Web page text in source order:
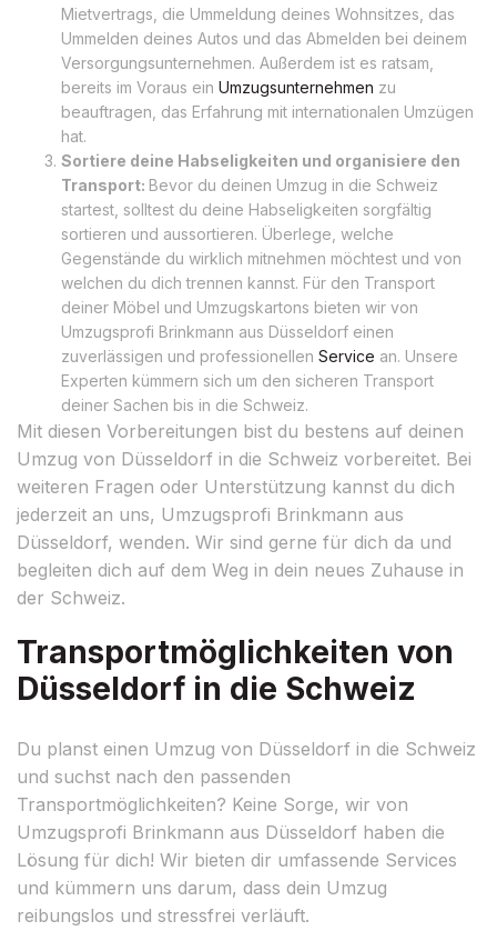
Mietvertrags, die Ummeldung deines Wohnsitzes, das
Ummelden deines Autos und das Abmelden bei deinem
Versorgungsunternehmen. Außerdem ist es ratsam,
bereits im Voraus ein Umzugsunternehmen zu
beauftragen, das Erfahrung mit internationalen Umzügen
hat.
Sortiere deine Habseligkeiten und organisiere den
Transport: Bevor du deinen Umzug in die Schweiz
startest, solltest du deine Habseligkeiten sorgfältig
sortieren und aussortieren. Überlege, welche
Gegenstände du wirklich mitnehmen möchtest und von
welchen du dich trennen kannst. Für den Transport
deiner Möbel und Umzugskartons bieten wir von
Umzugsprofi Brinkmann aus Düsseldorf einen
zuverlässigen und professionellen Service an. Unsere
Experten kümmern sich um den sicheren Transport
deiner Sachen bis in die Schweiz.
Mit diesen Vorbereitungen bist du bestens auf deinen
Umzug von Düsseldorf in die Schweiz vorbereitet. Bei
weiteren Fragen oder Unterstützung kannst du dich
jederzeit an uns, Umzugsprofi Brinkmann aus
Düsseldorf, wenden. Wir sind gerne für dich da und
begleiten dich auf dem Weg in dein neues Zuhause in
der Schweiz.
Transportmöglichkeiten von
Düsseldorf in die Schweiz
Du planst einen Umzug von Düsseldorf in die Schweiz
und suchst nach den passenden
Transportmöglichkeiten? Keine Sorge, wir von
Umzugsprofi Brinkmann aus Düsseldorf haben die
Lösung für dich! Wir bieten dir umfassende Services
und kümmern uns darum, dass dein Umzug
reibungslos und stressfrei verläuft.